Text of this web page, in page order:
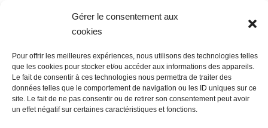
Gérer le consentement aux
cookies
Pour offrir les meilleures expériences, nous utilisons des technologies telles
que les cookies pour stocker et/ou accéder aux informations des appareils.
Le fait de consentir à ces technologies nous permettra de traiter des
données telles que le comportement de navigation ou les ID uniques sur ce
site. Le fait de ne pas consentir ou de retirer son consentement peut avoir
un effet négatif sur certaines caractéristiques et fonctions.
Nous contacter
Conditions Générales de Ventes
Politique de confidentialité
Mentions légales